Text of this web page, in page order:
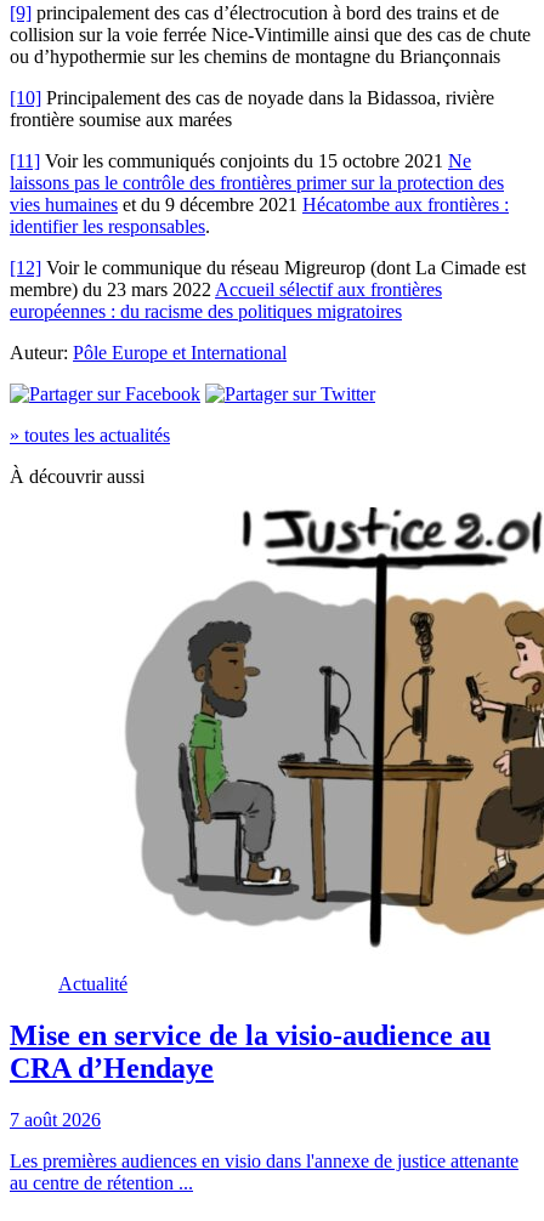
[9] principalement des cas d’électrocution à bord des trains et de
collision sur la voie ferrée Nice-Vintimille ainsi que des cas de chute
ou d’hypothermie sur les chemins de montagne du Briançonnais
[10] Principalement des cas de noyade dans la Bidassoa, rivière
frontière soumise aux marées
[11] Voir les communiqués conjoints du 15 octobre 2021 Ne
laissons pas le contrôle des frontières primer sur la protection des
vies humaines et du 9 décembre 2021 Hécatombe aux frontières :
identifier les responsables.
[12] Voir le communique du réseau Migreurop (dont La Cimade est
membre) du 23 mars 2022 Accueil sélectif aux frontières
européennes : du racisme des politiques migratoires
Auteur: Pôle Europe et International
» toutes les actualités
À découvrir aussi
Actualité
Mise en service de la visio-audience au
CRA d’Hendaye
7 août 2026
Les premières audiences en visio dans l'annexe de justice attenante
au centre de rétention ...